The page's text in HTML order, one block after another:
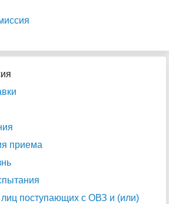
приема
поступающих с ОВЗ и (или)